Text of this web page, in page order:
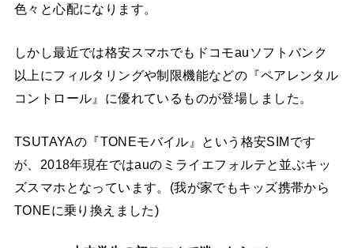
色々と心配になります。
しかし最近では格安スマホでもドコモauソフトバンク
以上にフィルタリングや制限機能などの『ペアレンタル
コントロール』に優れているものが登場しました。
TSUTAYAの『TONEモバイル』という格安SIMです
が、2018年現在ではauのミライエフォルテと並ぶキッ
ズスマホとなっています。(我が家でもキッズ携帯から
TONEに乗り換えました)